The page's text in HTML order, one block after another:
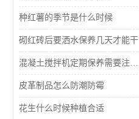
种红薯的季节是什么时候
砌红砖后要洒水保养几天才能干
混凝土搅拌机定期保养需要注意什么
皮革制品怎么防潮防霉
花生什么时候种植合适